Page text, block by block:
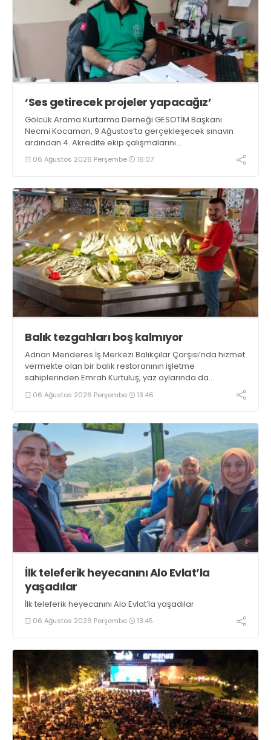
‘Ses getirecek projeler yapacağız’
Gölcük Arama Kurtarma Derneği GESOTİM Başkanı
Necmi Kocaman, 9 Ağustos’ta gerçekleşecek sınavın
ardından 4. Akredite ekip çalışmalarını
tamamlayacaklarını ifade ederek açıklamalarda
bulundu. Kocaman, “Gölcük’te ve Kocaeli genelinde ses
06 Ağustos 2026 Perşembe 16:07
Balık tezgahları boş kalmıyor
Adnan Menderes İş Merkezi Balıkçılar Çarşısı’nda hizmet
vermekte olan bir balık restoranının işletme
sahiplerinden Emrah Kurtuluş, yaz aylarında da
tezgahlarda taze balık bulunduğunu ifade ederek “Yıl
boyunca tezgahlarda taze balık bulmak mümkün
06 Ağustos 2026 Perşembe 13:46
İlk teleferik heyecanını Alo Evlat’la
yaşadılar
İlk teleferik heyecanını Alo Evlat’la yaşadılar
06 Ağustos 2026 Perşembe 13:45